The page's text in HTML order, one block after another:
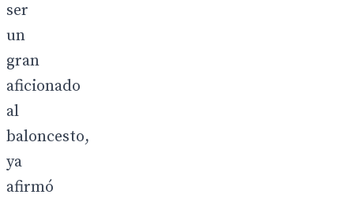
ser
un
gran
aficionado
al
baloncesto,
ya
afirmó